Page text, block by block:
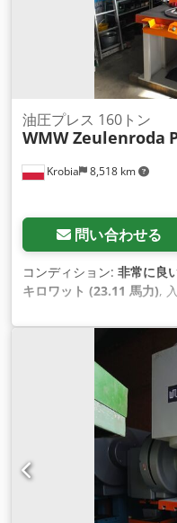
Krobia 8,518 km
油圧プレス 160トン
WMW Zeulenroda
問い合わせる
コンディション: 非常に良
キロワット (23.11 馬力),
,
mm/s, テーブル幅:900
, ラムプレート
, オイルタンク容量:
34,500 mm ,
160 バー, 設置高さ: